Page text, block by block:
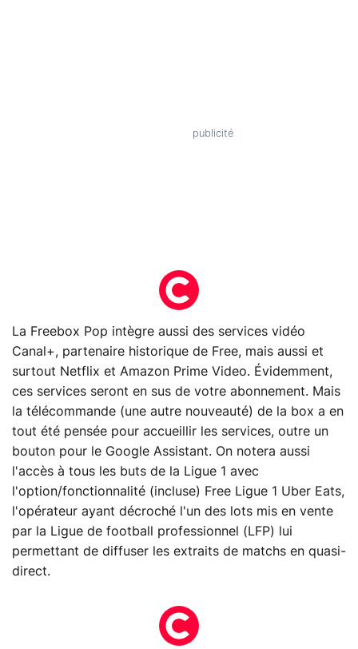
La Freebox Pop intègre aussi des services vidéo
Canal+, partenaire historique de Free, mais aussi et
surtout Netflix et Amazon Prime Video. Évidemment,
ces services seront en sus de votre abonnement. Mais
la télécommande (une autre nouveauté) de la box a en
tout été pensée pour accueillir les services, outre un
bouton pour le Google Assistant. On notera aussi
l'accès à tous les buts de la Ligue 1 avec
l'option/fonctionnalité (incluse) Free Ligue 1 Uber Eats,
l'opérateur ayant décroché l'un des lots mis en vente
par la Ligue de football professionnel (LFP) lui
permettant de diffuser les extraits de matchs en quasi-
direct.